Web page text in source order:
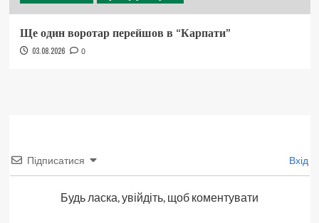
Ще один воротар перейшов в “Карпати”
03.08.2026 0
Підписатися Вхід
Будь ласка, увійдіть, щоб коментувати